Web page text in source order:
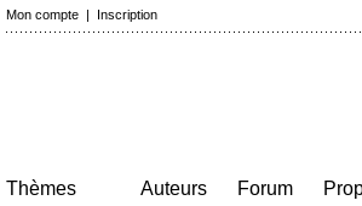
Mon compte | Inscription
Thèmes
Auteurs
Forum